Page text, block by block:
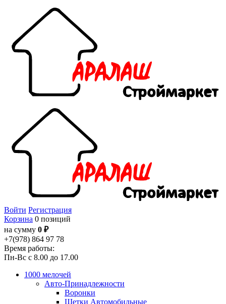
Войти Регистрация
Корзина 0 позиций
на сумму 0 ₽
+7(978) 864 97 78
Время работы:
Пн-Вс с 8.00 до 17.00
1000 мелочей
Авто-Принадлежности
Воронки
Щетки Автомобильные